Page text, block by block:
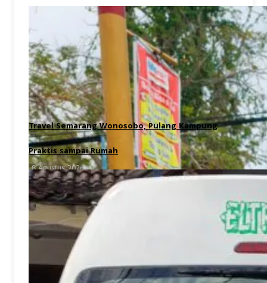
Travel Semarang Wonosobo, Pulang Kampung
Praktis sampai Rumah
8 Agustus 2026